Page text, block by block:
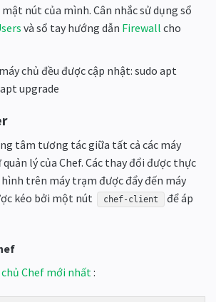
nút của mình. Cân nhắc sử dụng sổ
và sổ tay hướng dẫn Firewall cho
chủ đều được cập nhật: sudo apt
upgrade
tâm tương tác giữa tất cả các máy
lý của Chef. Các thay đổi được thực
trên máy trạm được đẩy đến máy
kéo bởi một nút
chef-client
để áp
Chef mới nhất :